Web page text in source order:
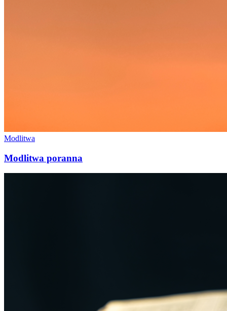
Modlitwa
Modlitwa poranna